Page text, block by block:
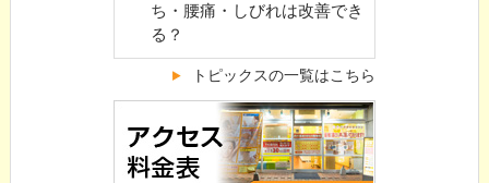
ち・腰痛・しびれは改善でき
る？
トピックスの一覧はこちら